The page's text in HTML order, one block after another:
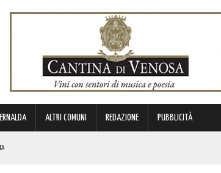
ALTRI COMUNI REDAZIONE PUBBLICITÀ